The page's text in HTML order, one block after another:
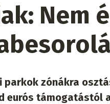
Nem
parkok zónákra
eurós támogatástól